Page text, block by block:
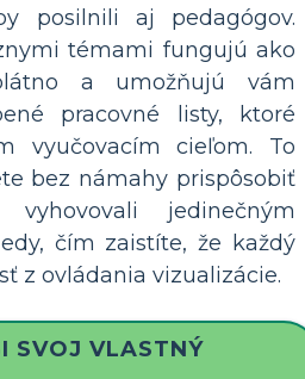
posilnili aj pedagógov.
témami fungujú ako
a umožňujú vám
pracovné listy, ktoré
vyučovacím cieľom. To
bez námahy prispôsobiť
jedinečným
čím zaistíte, že každý
z ovládania vizualizácie.
SVOJ VLASTNÝ